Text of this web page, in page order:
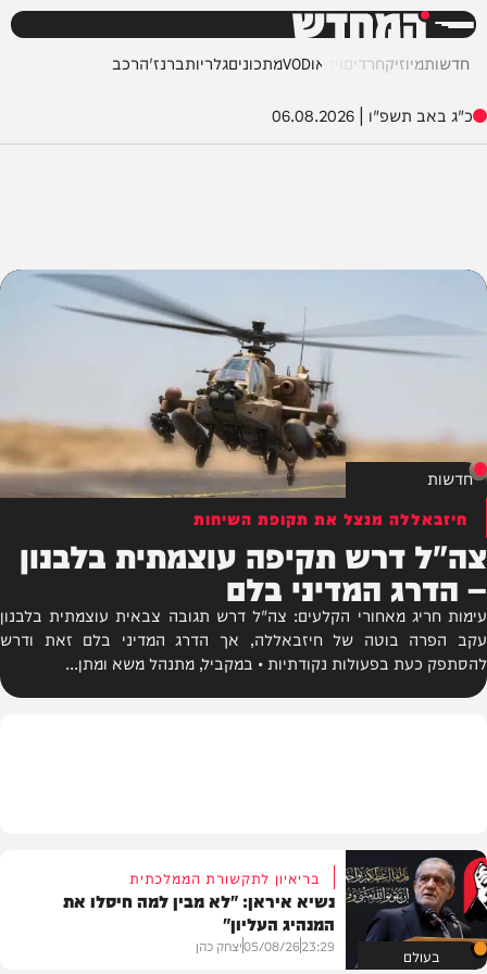
המחדש
חדשותמיוזיקחרדים וידאוVODמתכוניםגלריותברנז'הרכב
כ"ג באב תשפ"ו |
חדשות
חיזבאללה מנצל את תקופת השיחות
צה"ל דרש תקיפה עוצמתית בלבנון
– הדרג המדיני בלם
עימות חריג מאחורי הקלעים: צה"ל דרש תגובה צבאית עוצמתית בלבנון
עקב הפרה בוטה של חיזבאללה, אך הדרג המדיני בלם זאת ודרש
להסתפק כעת בפעולות נקודתיות • במקביל, מתנהל משא ומתן...
בעולם
בריאיון לתקשורת הממלכתית
נשיא איראן: "לא מבין למה חיסלו את
המנהיג העליון"
23:29
05/08/26יצחק כהן